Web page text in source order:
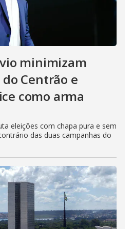
minimizam
Centrão e
como arma
eleições com chapa pura e sem
das duas campanhas do